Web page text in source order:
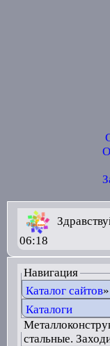
06:18
Навигация
Каталог сайтов»
Каталоги
стальные.